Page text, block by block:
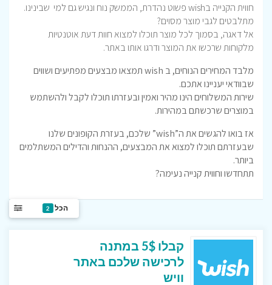
חווית הקנייה בwishפשוט נהדרת, הממשק נוח ונגיש גם למי שבינינו.
מתלבטים לגבי מוצר מסוים?
אל דאגה, בסמוך לכל מוצר תוכלו למצוא חוות דעת אוטנטיות
מלקוחות שרכשו את המוצר ודרגו אותו באתר.
מלבד המחירים הנוחים, ב
תמצאו מבצעים מפתיעים ושווים
שבוודאי יעניינו אתכם.
שירות המשלוחים הינו מהיר ואמין ובעזרתו תוכלו לקבל ולהשתמש
במוצרים שרכשתם במהירות.
אז בואו להגשים את ה”wish” שלכם, בעזרת הקופונים שלנו
שבעזרתם תוכלו למצוא את המבצעים, ההנחות והדילים המשתלמים
ביותר.
תתחדשו וחווית קנייה נעימה?
הכל 2
קבלו 5$ במתנה
לרכישה שלכם באתר
וויש